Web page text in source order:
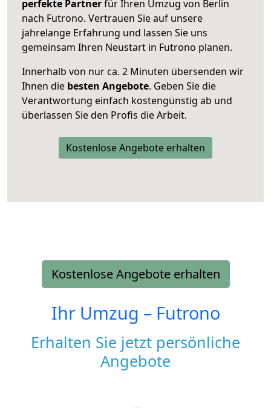
perfekte Partnerfür Ihren Umzug von Berlin
nach Futrono. Vertrauen Sie auf unsere
jahrelange Erfahrung und lassen Sie uns
gemeinsam Ihren Neustart in Futrono planen.
Innerhalb von nur ca. 2 Minuten übersenden wir
Ihnen die besten Angebote. Geben Sie die
Verantwortung einfach kostengünstig ab und
überlassen Sie den Profis die Arbeit.
Kostenlose Angebote erhalten
Kostenlose Angebote erhalten
Ihr Umzug – Futrono
Erhalten Sie jetzt persönliche
Angebote